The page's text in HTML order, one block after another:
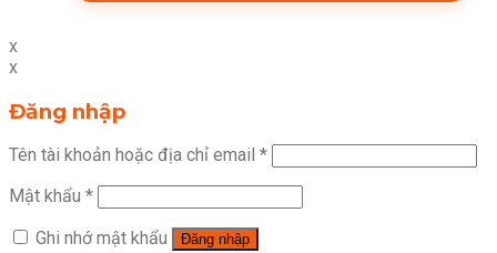
x
x
Đăng nhập
Tên tài khoản hoặc địa chỉ email *
Mật khẩu *
Ghi nhớ mật khẩu
Đăng nhập